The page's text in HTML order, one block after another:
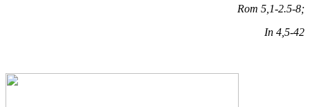
Rom 5,1-2.5-8;
In 4,5-42